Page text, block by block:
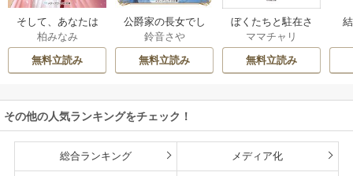
そして、あなたは
私を捨てる
柏みなみ
無料立読み
公爵家の長女でし
た
鈴音さや
無料立読み
ぼくたちと駐在さ
んの700日戦争
ママチャリ
無料立読み
その他の人気ランキングをチェック！
総合ランキング メディア化